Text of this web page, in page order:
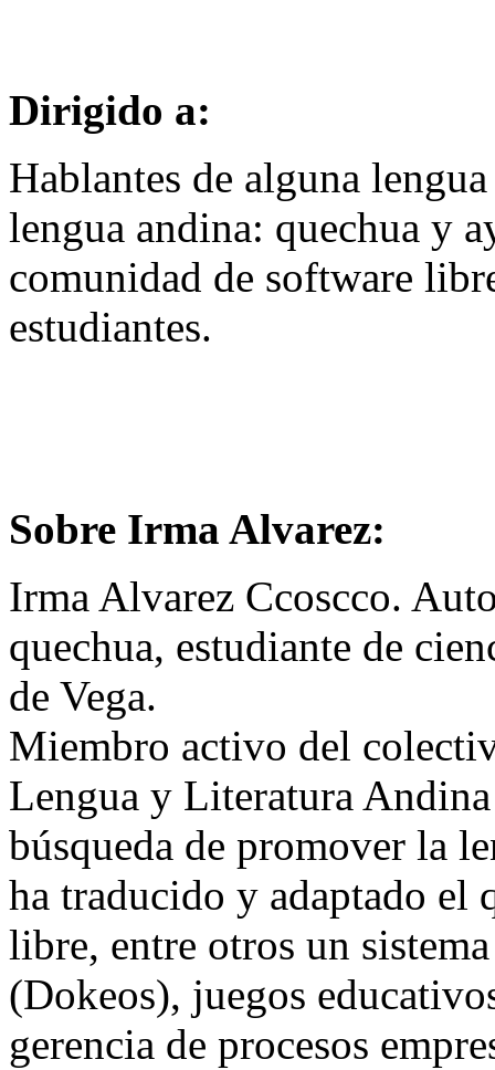
Dirigido a:
Hablantes de alguna
lengua andina: quechua y
comunidad de software
estudiantes.
Sobre Irma Alvarez:
Irma Alvarez Ccoscco.
quechua, estudiante de
de Vega.
Miembro activo del
Lengua y Literatura
búsqueda de promover la
ha traducido y adaptado el
libre, entre otros un
(Dokeos), juegos
gerencia de procesos